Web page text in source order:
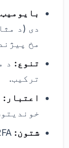
دی (د
مخ
تنوع: د
ترکیب.
اعتبار:
شتون: